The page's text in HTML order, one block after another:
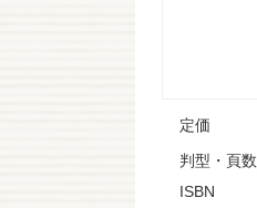
定価
判型・頁数
ISBN